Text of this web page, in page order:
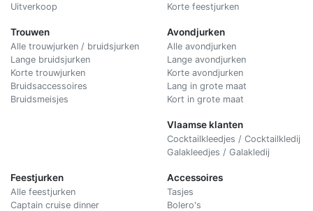
Uitverkoop
Trouwen
Alle trouwjurken / bruidsjurken
Lange bruidsjurken
Korte trouwjurken
Bruidsaccessoires
Bruidsmeisjes
Korte feestjurken
Avondjurken
Alle avondjurken
Lange avondjurken
Korte avondjurken
Lang in grote maat
Kort in grote maat
Vlaamse klanten
Cocktailkleedjes / Cocktailkledij
Galakleedjes / Galakledij
Feestjurken
Alle feestjurken
Captain cruise dinner
Accessoires
Tasjes
Bolero's